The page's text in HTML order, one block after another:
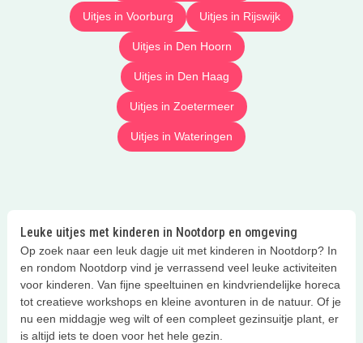
Uitjes in Voorburg Uitjes in Rijswijk
Uitjes in Den Hoorn
Uitjes in Den Haag
Uitjes in Zoetermeer
Uitjes in Wateringen
Leuke uitjes met kinderen in Nootdorp en omgeving
Op zoek naar een leuk dagje uit met kinderen in Nootdorp? In
en rondom Nootdorp vind je verrassend veel leuke activiteiten
voor kinderen. Van fijne speeltuinen en kindvriendelijke horeca
tot creatieve workshops en kleine avonturen in de natuur. Of je
nu een middagje weg wilt of een compleet gezinsuitje plant, er
is altijd iets te doen voor het hele gezin.